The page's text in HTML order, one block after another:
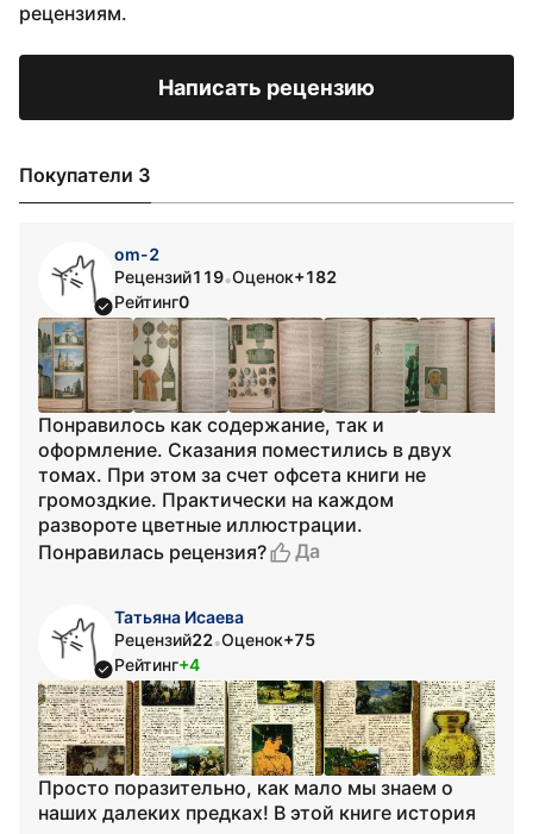
рецензиям.
Написать рецензию
Покупатели 3
om-2
Рецензий119•Оценок+182
Рейтинг0
Понравилось как содержание, так и
оформление. Сказания поместились в двух
томах. При этом за счет офсета книги не
громоздкие. Практически на каждом
развороте цветные иллюстрации.
Понравилась рецензия?
Да
Татьяна Исаева
Рецензий22•Оценок+75
Рейтинг+4
Просто поразительно, как мало мы знаем о
наших далеких предках! В этой книге история